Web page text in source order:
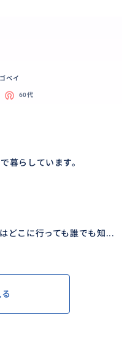
ベイ
60代
暮らしています。
どこに行っても誰でも知...